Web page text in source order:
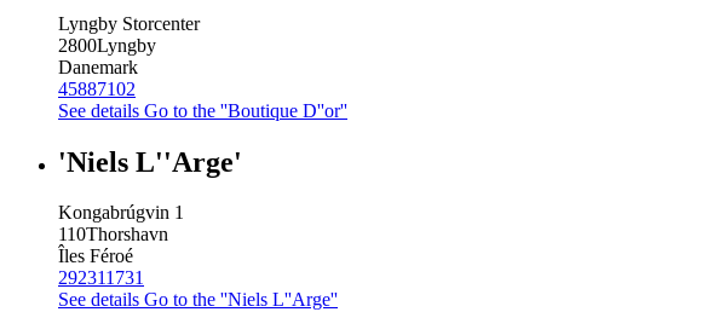
Lyngby Storcenter
2800Lyngby
Danemark
45887102
See details Go to the ''Boutique D''or''
'Niels L''Arge'
Kongabrúgvin 1
110Thorshavn
Îles Féroé
292311731
See details Go to the ''Niels L''Arge''